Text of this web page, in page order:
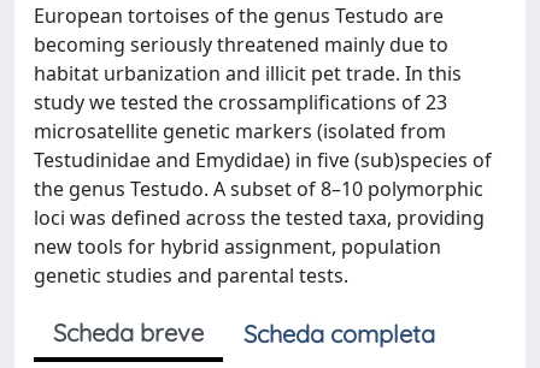
European tortoises of the genus Testudo are
becoming seriously threatened mainly due to
habitat urbanization and illicit pet trade. In this
study we tested the crossamplifications of 23
microsatellite genetic markers (isolated from
Testudinidae and Emydidae) in five (sub)species of
the genus Testudo. A subset of 8–10 polymorphic
loci was defined across the tested taxa, providing
new tools for hybrid assignment, population
genetic studies and parental tests.
Scheda breve
Scheda completa